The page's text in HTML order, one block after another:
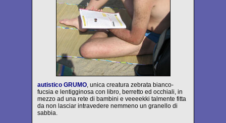
autistico GRUMO, unica creatura zebrata bianco-
fucsia e lentigginosa con libro, berretto ed occhiali, in
mezzo ad una rete di bambini e veeeekki talmente fitta
da non lasciar intravedere nemmeno un granello di
sabbia.